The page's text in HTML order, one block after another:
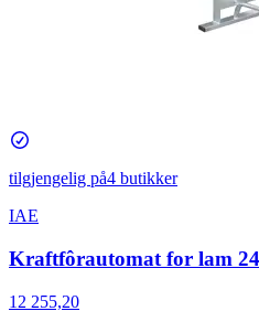
tilgjengelig på4 butikker
IAE
Kraftfôrautomat for lam
12 255,20